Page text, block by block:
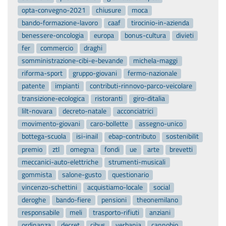
opta-convegno-2021
chiusure
moca
bando-formazione-lavoro
caaf
tirocinio-in-azienda
benessere-oncologia
europa bonus-cultura
divieti
fer
commercio
draghi
somministrazione-cibi-e-bevande
michela-maggi
riforma-sport
gruppo-giovani
fermo-nazionale
patente
impianti
contributi-rinnovo-parco-veicolare
transizione-ecologica
ristoranti
giro-ditalia
lilt-novara
decreto-natale
acconciatrici
movimento-giovani
caro-bollette
assegno-unico
bottega-scuola
isi-inail ebap-contributo
sostenibilit
premio
ztl omegna fondi ue arte
brevetti
meccanici-auto-elettriche
strumenti-musicali
gommista
salone-gusto
questionario
vincenzo-schettini
acquistiamo-locale
social
deroghe
bando-fiere pensioni
theonemilano
responsabile
meli trasporto-rifiuti
anziani